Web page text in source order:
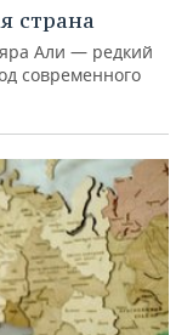
страна
Али — редкий
современного